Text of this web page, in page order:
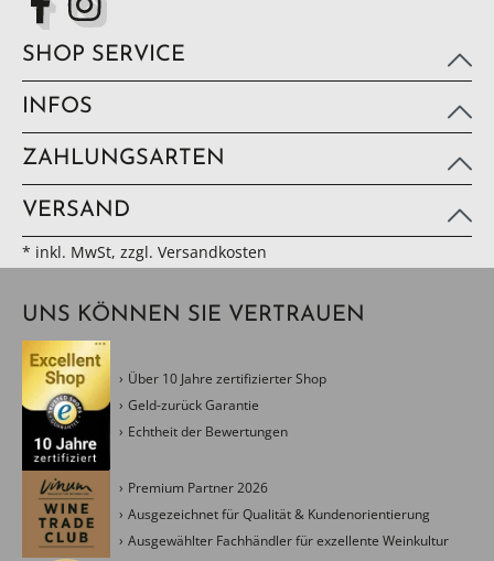
SHOP SERVICE
INFOS
ZAHLUNGSARTEN
VERSAND
* inkl. MwSt, zzgl. Versandkosten
UNS KÖNNEN SIE VERTRAUEN
Über 10 Jahre zertifizierter Shop
Geld-zurück Garantie
Echtheit der Bewertungen
Premium Partner 2026
Ausgezeichnet für Qualität & Kundenorientierung
Ausgewählter Fachhändler für exzellente Weinkultur